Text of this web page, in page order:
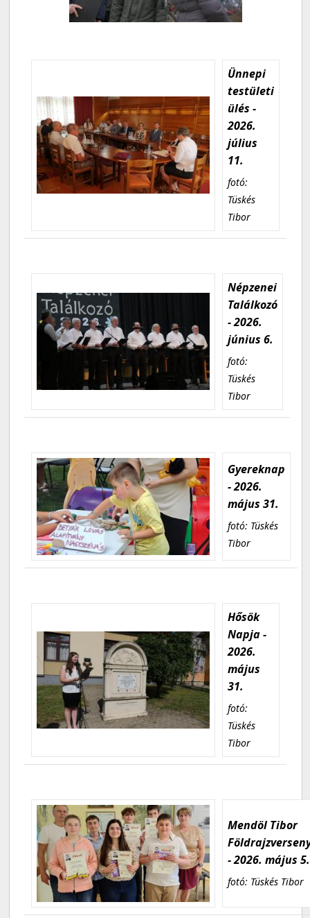
Ünnepi
testületi
ülés -
2026.
július
11.
fotó:
Tüskés
Tibor
Népzenei
Találkozó
- 2026.
június 6.
fotó:
Tüskés
Tibor
Gyereknap
- 2026.
május 31.
fotó: Tüskés
Tibor
Hősök
Napja -
2026.
május
31.
fotó:
Tüskés
Tibor
Mendöl Tibor
- 2026. május 5.
fotó: Tüskés Tibor